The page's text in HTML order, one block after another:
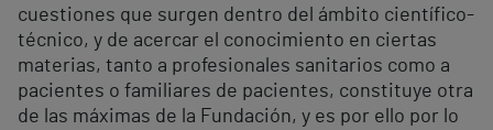
cuestiones que surgen dentro del ámbito científico-
técnico, y de acercar el conocimiento en ciertas
materias, tanto a profesionales sanitarios como a
pacientes o familiares de pacientes, constituye otra
de las máximas de la Fundación, y es por ello por lo